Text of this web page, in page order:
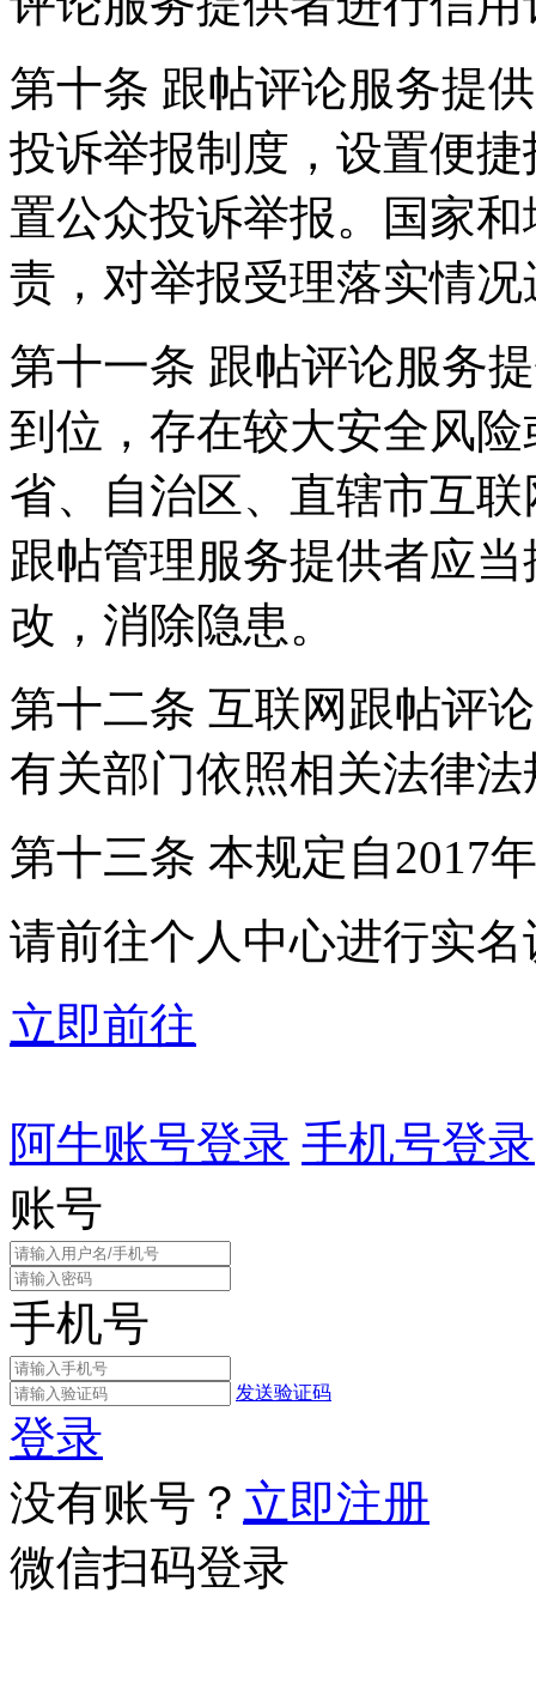
第十条 跟帖评论服务提
投诉举报制度，设置便
置公众投诉举报。国家
责，对举报受理落实情
第十一条 跟帖评论服务
到位，存在较大安全风
省、自治区、直辖市互
跟帖管理服务提供者应
改，消除隐患。
第十二条 互联网跟帖评
有关部门依照相关法律
第十三条 本规定自2017
请前往个人中心进行实名
立即前往
阿牛账号登录 手机号登录
账号
手机号
发送验证码
登录
没有账号？ 立即注册
微信扫码登录